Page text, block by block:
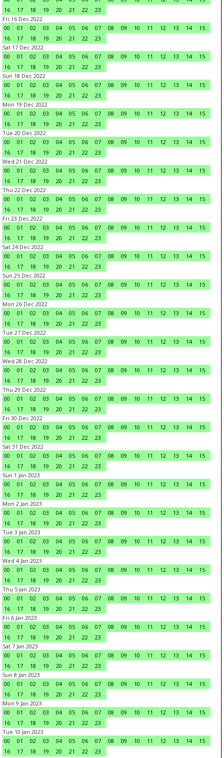
16
17 18 19 20 21 22
23
Fri 16 Dec 2022
00
01 02 03 04 05 06 07 08 09 10 11 12 13 14
15
16
17 18 19 20 21 22
23
Sat 17 Dec 2022
00
01 02 03 04 05 06 07 08 09 10 11 12 13 14
15
16
17 18 19 20 21 22
23
Sun 18 Dec 2022
00
01 02 03 04 05 06 07 08 09 10 11 12 13 14
15
16
17 18 19 20 21 22
23
Mon 19 Dec 2022
00
01 02 03 04 05 06 07 08 09 10 11 12 13 14
15
16
17 18 19 20 21 22
23
Tue 20 Dec 2022
00
01 02 03 04 05 06 07 08 09 10 11 12 13 14
15
16
17 18 19 20 21 22
23
Wed 21 Dec 2022
00
01 02 03 04 05 06 07 08 09 10 11 12 13 14
15
16
17 18 19 20 21 22
23
Thu 22 Dec 2022
00
01 02 03 04 05 06 07 08 09 10 11 12 13 14
15
16
17 18 19 20 21 22
23
Fri 23 Dec 2022
00
01 02 03 04 05 06 07 08 09 10 11 12 13 14
15
16
17 18 19 20 21 22
23
Sat 24 Dec 2022
00
01 02 03 04 05 06 07 08 09 10 11 12 13 14
15
16
17 18 19 20 21 22
23
Sun 25 Dec 2022
00
01 02 03 04 05 06 07 08 09 10 11 12 13 14
15
16
17 18 19 20 21 22
23
Mon 26 Dec 2022
00
01 02 03 04 05 06 07 08 09 10 11 12 13 14
15
16
17 18 19 20 21 22
23
Tue 27 Dec 2022
00
01 02 03 04 05 06 07 08 09 10 11 12 13 14
15
16
17 18 19 20 21 22
23
Wed 28 Dec 2022
00
01 02 03 04 05 06 07 08 09 10 11 12 13 14
15
16
17 18 19 20 21 22
23
Thu 29 Dec 2022
00
01 02 03 04 05 06 07 08 09 10 11 12 13 14
15
16
17 18 19 20 21 22
23
Fri 30 Dec 2022
00
01 02 03 04 05 06 07 08 09 10 11 12 13 14
15
16
17 18 19 20 21 22
23
Sat 31 Dec 2022
00
01 02 03 04 05 06 07 08 09 10 11 12 13 14
15
16
17 18 19 20 21 22
23
Sun 1 Jan 2023
00
01 02 03 04 05 06 07 08 09 10 11 12 13 14
15
16
17 18 19 20 21 22
23
Mon 2 Jan 2023
00
01 02 03 04 05 06 07 08 09 10 11 12 13 14
15
16
17 18 19 20 21 22
23
Tue 3 Jan 2023
00
01 02 03 04 05 06 07 08 09 10 11 12 13 14
15
16
17 18 19 20 21 22
23
Wed 4 Jan 2023
00
01 02 03 04 05 06 07 08 09 10 11 12 13 14
15
16
17 18 19 20 21 22
23
Thu 5 Jan 2023
00
01 02 03 04 05 06 07 08 09 10 11 12 13 14
15
16
17 18 19 20 21 22
23
Fri 6 Jan 2023
00
01 02 03 04 05 06 07 08 09 10 11 12 13 14
15
16
17 18 19 20 21 22
23
Sat 7 Jan 2023
00
01 02 03 04 05 06 07 08 09 10 11 12 13 14
15
16
17 18 19 20 21 22
23
Sun 8 Jan 2023
00
01 02 03 04 05 06 07 08 09 10 11 12 13 14
15
16
17 18 19 20 21 22
23
Mon 9 Jan 2023
00
01 02 03 04 05 06 07 08 09 10 11 12 13 14
15
16
17 18 19 20 21 22
23
Tue 10 Jan 2023
00
01 02 03 04 05 06 07 08 09 10 11 12 13 14
15
16
17 18 19 20 21 22
23